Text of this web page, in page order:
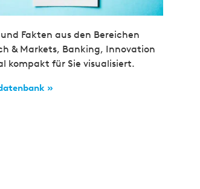
Fakten aus den Bereichen
& Markets, Banking, Innovation
kompakt für Sie visualisiert.
»